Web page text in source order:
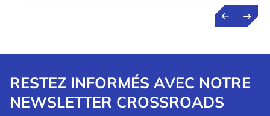
RESTEZ INFORMÉS AVEC NOTRE
NEWSLETTER CROSSROADS